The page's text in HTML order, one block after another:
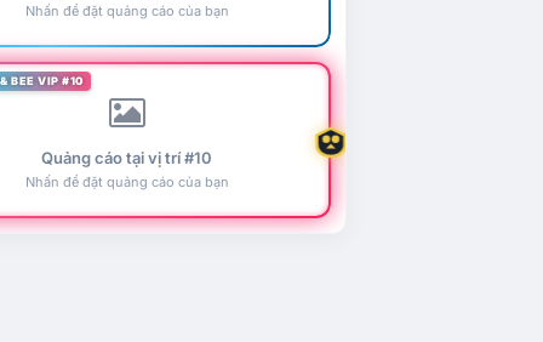
Nhấn để đặt quảng cáo của bạn
BEE VIP #10
Quảng cáo tại vị trí #10
Nhấn để đặt quảng cáo của bạn